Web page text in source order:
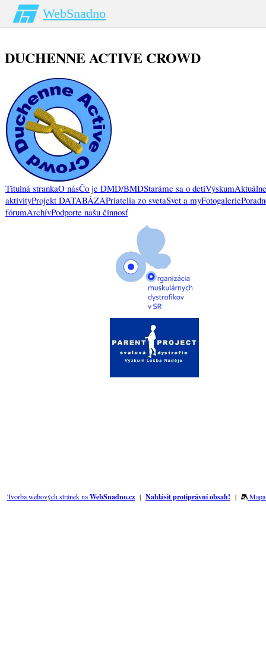
WebSnadno
DUCHENNE ACTIVE CROWD
Titulná strankaO násČo je DMD/BMDStaráme sa o detiVýskum
aktivityProjekt DATABÁZAPriatelia zo svetaSvet a myFotogalerie
fórumArchívPodporte našu činnosť
Tvorba webových stránek naWebSnadno.cz | Nahlásit protiprávní obsah! |